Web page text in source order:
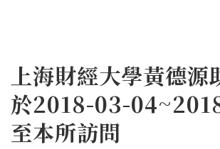
上海財經大學黃德源
於2018-03-
至本所訪問